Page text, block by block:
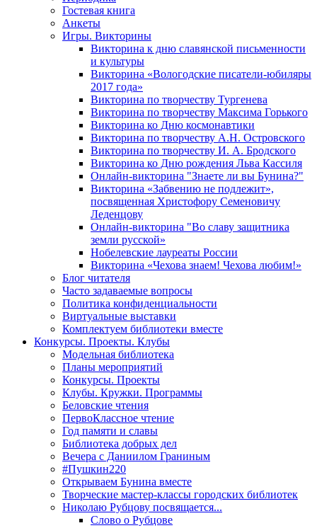
Гостевая книга
Анкеты
Игры. Викторины
Викторина к дню славянской письменности
и культуры
Викторина «Вологодские писатели-юбиляры
2017 года»
Викторина по творчеству Тургенева
Викторина по творчеству Максима Горького
Викторина ко Дню космонавтики
Викторина по творчеству А.Н. Островского
Викторина по творчеству И. А. Бродского
Викторина ко Дню рождения Льва Кассиля
Онлайн-викторина "Знаете ли вы Бунина?"
Викторина «Забвению не подлежит»,
посвященная Христофору Семеновичу
Леденцову
Онлайн-викторина "Во славу защитника
земли русской»
Нобелевские лауреаты России
Викторина «Чехова знаем! Чехова любим!»
Блог читателя
Часто задаваемые вопросы
Политика конфиденциальности
Виртуальные выставки
Комплектуем библиотеки вместе
Конкурсы. Проекты. Клубы
Модельная библиотека
Планы мероприятий
Конкурсы. Проекты
Клубы. Кружки. Программы
Беловские чтения
ПервоКлассное чтение
Год памяти и славы
Библиотека добрых дел
Вечера с Даниилом Граниным
#Пушкин220
Открываем Бунина вместе
Творческие мастер-классы городских библиотек
Николаю Рубцову посвящается...
Слово о Рубцове